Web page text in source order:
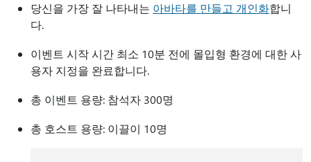
당신을 가장 잘 나타내는 아바타를 만들고 개인화합니
다.
이벤트 시작 시간 최소 10분 전에 몰입형 환경에 대한 사
용자 지정을 완료합니다.
총 이벤트 용량: 참석자 300명
총 호스트 용량: 이끌이 10명